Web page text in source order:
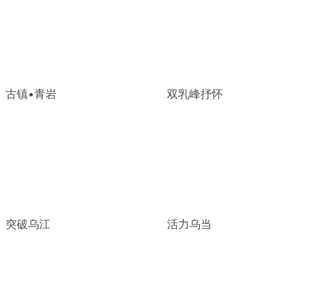
古镇•青岩 双乳峰抒怀
突破乌江 活力乌当